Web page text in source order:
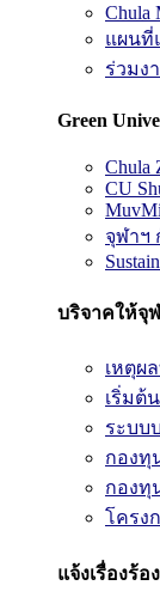
Chula
แผนที่
ร่วมง
Green
Chula
CU
MuvMi
จุฬาฯ
บริจาคให้จุ
เหตุผ
เริ่มต้
ระบบ
กองทุ
กองทุ
โครง
แจ้งเรื่องร้อ